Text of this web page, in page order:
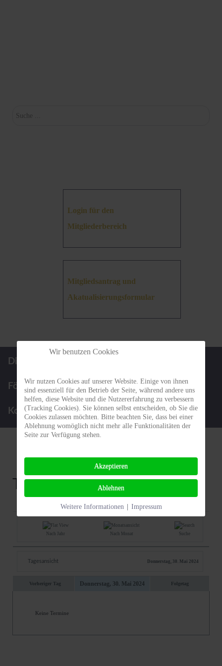
Login für den
Mitgliederbereich
Mitgliedsantrag und
Akatualisierungsformular
Die BBGN
Förderpreis Termine
Kontakt
Termine
Nach Jahr Nach Monat Suche
Tagesansicht Donnerstag, 30. Mai 2024
Vorheriger Tag Donnerstag, 30. Mai 2024 Folgetag
Keine Termine
Wir benutzen Cookies
Wir nutzen Cookies auf unserer Website. Einige von ihnen
sind essenziell für den Betrieb der Seite, während andere uns
helfen, diese Website und die Nutzererfahrung zu verbessern
(Tracking Cookies). Sie können selbst entscheiden, ob Sie die
Cookies zulassen möchten. Bitte beachten Sie, dass bei einer
Ablehnung womöglich nicht mehr alle Funktionalitäten der
Seite zur Verfügung stehen.
Akzeptieren
Ablehnen
Weitere Informationen | Impressum